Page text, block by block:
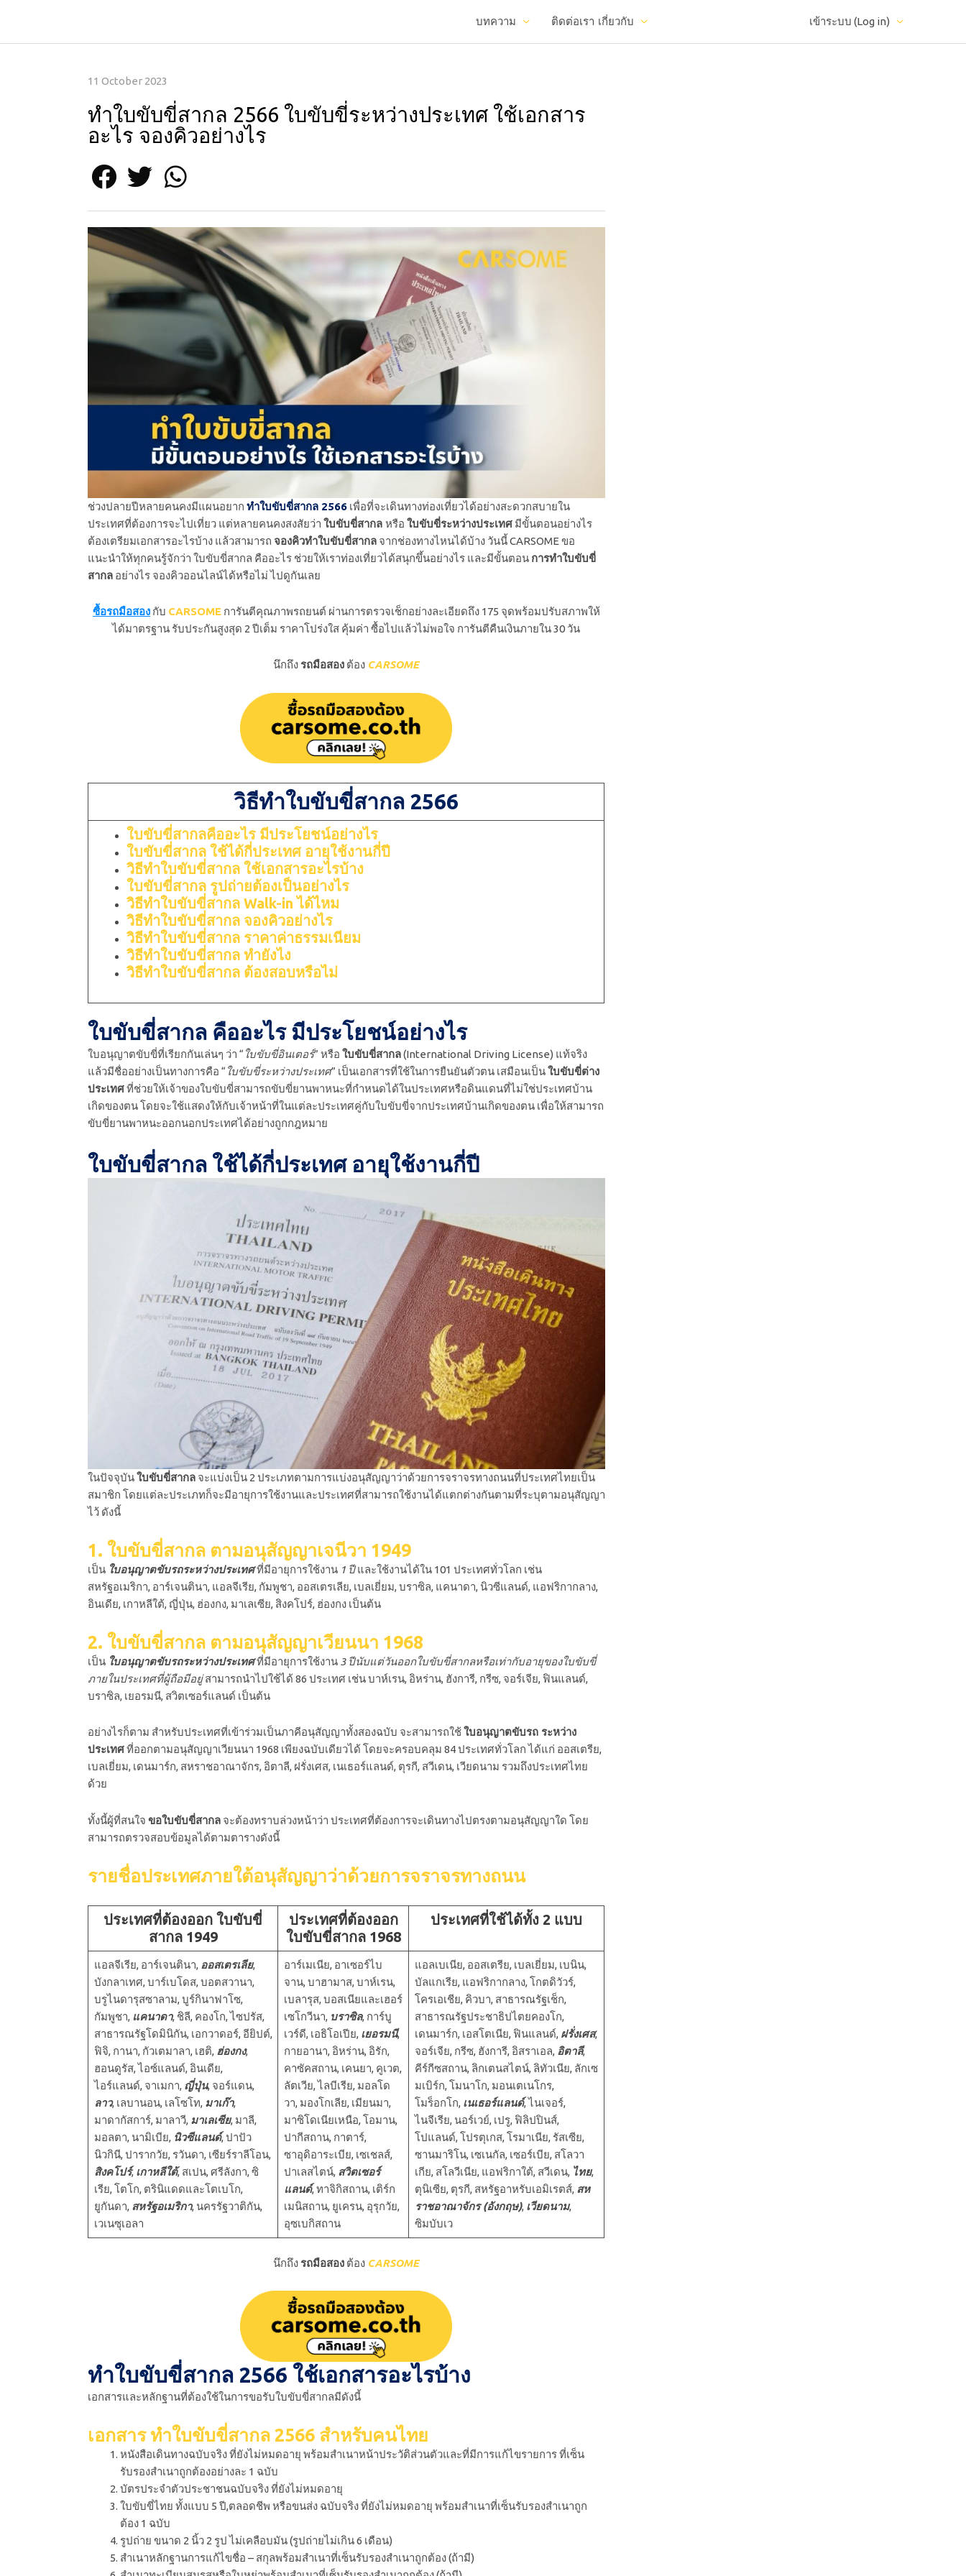
เกี่ยวกับ
บทความ ติดต่อเรา เข้าระบบ (Log in)
11 October 2023
ทําใบขับขี่สากล 2566 ใบขับขี่ระหว่างประเทศ ใช้เอกสาร
อะไร จองคิวอย่างไร
ช่วงปลายปีหลายคนคงมีแผนอยาก ทําใบขับขี่สากล 2566 เพื่อที่จะเดินทางท่องเที่ยวได้อย่างสะดวกสบายใน
ประเทศที่ต้องการจะไปเที่ยว แต่หลายคนคงสงสัยว่า ใบขับขี่สากล หรือ ใบขับขี่ระหว่างประเทศ มีขั้นตอนอย่างไร
ต้องเตรียมเอกสารอะไรบ้าง แล้วสามารถ จองคิวทำใบขับขี่สากล จากช่องทางไหนได้บ้าง วันนี้ CARSOME ขอ
แนะนำให้ทุกคนรู้จักว่า ใบขับขี่สากล คืออะไร ช่วยให้เราท่องเที่ยวได้สนุกขึ้นอย่างไร และมีขั้นตอน การทำใบขับขี่
สากล อย่างไร จองคิวออนไลน์ได้หรือไม่ ไปดูกันเลย
ซื้อรถมือสองกับ CARSOMEการันตีคุณภาพรถยนต์ ผ่านการตรวจเช็กอย่างละเอียดถึง 175 จุดพร้อมปรับสภาพให้
ได้มาตรฐาน รับประกันสูงสุด 2 ปีเต็ม ราคาโปร่งใส คุ้มค่า ซื้อไปแล้วไม่พอใจ การันตีคืนเงินภายใน 30 วัน
นึกถึงรถมือสอง ต้อง CARSOME
วิธีทำใบขับขี่สากล 2566
ใบขับขี่สากลคืออะไร มีประโยชน์อย่างไร
ใบขับขี่สากล ใช้ได้กี่ประเทศ อายุใช้งานกี่ปี
วิธีทําใบขับขี่สากล ใช้เอกสารอะไรบ้าง
ใบขับขี่สากล รูปถ่ายต้องเป็นอย่างไร
วิธีทําใบขับขี่สากล Walk-in ได้ไหม
วิธีทําใบขับขี่สากล จองคิวอย่างไร
วิธีทําใบขับขี่สากล ราคาค่าธรรมเนียม
วิธีทําใบขับขี่สากล ทำยังไง
วิธีทําใบขับขี่สากล ต้องสอบหรือไม่
ใบขับขี่สากล คืออะไร มีประโยชน์อย่างไร
ใบอนุญาตขับขี่ที่เรียกกันเล่นๆ ว่า “ ใบขับขี่อินเตอร์” หรือ ใบขับขี่สากล(International Driving License) แท้จริง
แล้วมีชื่ออย่างเป็นทางการคือ “ ใบขับขี่ระหว่างประเทศ” เป็นเอกสารที่ใช้ในการยืนยันตัวตน เสมือนเป็นใบขับขี่ต่าง
ประเทศที่ช่วยให้เจ้าของใบขับขี่สามารถขับขี่ยานพาหนะที่กำหนดได้ในประเทศหรือดินแดนที่ไม่ใช่ประเทศบ้าน
เกิดของตน โดยจะใช้แสดงให้กับเจ้าหน้าที่ในแต่ละประเทศคู่กับใบขับขี่จากประเทศบ้านเกิดของตน เพื่อให้สามารถ
ขับขี่ยานพาหนะออกนอกประเทศได้อย่างถูกกฎหมาย
ใบขับขี่สากล ใช้ได้กี่ประเทศ อายุใช้งานกี่ปี
ในปัจจุบันใบขับขี่สากล จะแบ่งเป็น 2 ประเภทตามการแบ่งอนุสัญญาว่าด้วยการจราจรทางถนนที่ประเทศไทยเป็น
สมาชิก โดยแต่ละประเภทก็จะมีอายุการใช้งานและประเทศที่สามารถใช้งานได้แตกต่างกันตามที่ระบุตามอนุสัญญา
ไว้ ดังนี้
1. ใบขับขี่สากล ตามอนุสัญญาเจนีวา 1949
เป็น ใบอนุญาตขับรถระหว่างประเทศที่มีอายุการใช้งาน 1 ปีและใช้งานได้ใน 101 ประเทศทั่วโลก เช่น
สหรัฐอเมริกา, อาร์เจนตินา, แอลจีเรีย, กัมพูชา, ออสเตรเลีย, เบลเยี่ยม, บราซิล, แคนาดา, นิวซีแลนด์, แอฟริกากลาง,
อินเดีย, เกาหลีใต้, ญี่ปุ่น, ฮ่องกง, มาเลเซีย, สิงคโปร์, ฮ่องกง เป็นต้น
2. ใบขับขี่สากล ตามอนุสัญญาเวียนนา 1968
เป็น ใบอนุญาตขับรถระหว่างประเทศที่มีอายุการใช้งาน 3 ปีนับแต่วันออกใบขับขี่สากลหรือเท่ากับอายุของใบขับขี่
ภายในประเทศที่ผู้ถือมีอยู่สามารถนำไปใช้ได้ 86 ประเทศ เช่น บาห์เรน, อิหร่าน, ฮังการี, กรีซ, จอร์เจีย, ฟินแลนด์,
บราซิล, เยอรมนี, สวิตเซอร์แลนด์ เป็นต้น
อย่างไรก็ตาม สำหรับประเทศที่เข้าร่วมเป็นภาคีอนุสัญญาทั้งสองฉบับ จะสามารถใช้ใบอนุญาตขับรถ ระหว่าง
ประเทศที่ออกตามอนุสัญญาเวียนนา 1968 เพียงฉบับเดียวได้ โดยจะครอบคลุม 84 ประเทศทั่วโลก ได้แก่ ออสเตรีย,
เบลเยี่ยม, เดนมาร์ก, สหราชอาณาจักร, อิตาลี, ฝรั่งเศส, เนเธอร์แลนด์, ตุรกี, สวีเดน, เวียดนาม รวมถึงประเทศไทย
ด้วย
ทั้งนี้ผู้ที่สนใจ ขอใบขับขี่สากล จะต้องทราบล่วงหน้าว่า ประเทศที่ต้องการจะเดินทางไปตรงตามอนุสัญญาใด โดย
สามารถตรวจสอบข้อมูลได้ตามตารางดังนี้
รายชื่อประเทศภายใต้อนุสัญญาว่าด้วยการจราจรทางถนน
ประเทศที่ต้องออก ใบขับขี่
สากล 1949
ประเทศที่ต้องออก
ใบขับขี่สากล 1968
ประเทศที่ใช้ได้ทั้ง 2 แบบ
แอลจีเรีย, อาร์เจนตินา, ออสเตรเลีย,
บังกลาเทศ, บาร์เบโดส, บอตสวานา,
บรูไนดารุสซาลาม, บูร์กินาฟาโซ,
กัมพูชา, แคนาดา, ชิลี, คองโก, ไซปรัส,
สาธารณรัฐโดมินิกัน, เอกวาดอร์, อียิปต์,
ฟิจิ, กานา, กัวเตมาลา, เฮติ, ฮ่องกง,
ฮอนดูรัส, ไอซ์แลนด์, อินเดีย,
ไอร์แลนด์, จาเมกา, ญี่ปุ่น, จอร์แดน,
ลาว, เลบานอน, เลโซโท, มาเก๊า,
มาดากัสการ์, มาลาวี, มาเลเซีย, มาลี,
มอลตา, นามิเบีย, นิวซีแลนด์, ปาปัว
นิวกินี, ปารากวัย, รวันดา, เซียร์ราลีโอน,
สิงคโปร์, เกาหลีใต้, สเปน, ศรีลังกา, ซิ
เรีย, โตโก, ตรินิแดดและโตเบโก,
ยูกันดา, สหรัฐอเมริกา, นครรัฐวาติกัน,
เวเนซุเอลา
อาร์เมเนีย, อาเซอร์ไบ
จาน, บาฮามาส, บาห์เรน,
เบลารุส, บอสเนียและเฮอร์
เซโกวีนา, บราซิล, การ์บู
เวร์ดี, เอธิโอเปีย, เยอรมนี,
กายอานา, อิหร่าน, อิรัก,
คาซัคสถาน, เคนยา, คูเวต,
ลัตเวีย, ไลบีเรีย, มอลโด
วา, มองโกเลีย, เมียนมา,
มาซิโดเนียเหนือ, โอมาน,
ปากีสถาน, กาตาร์,
ซาอุดิอาระเบีย, เซเชลส์,
ปาเลสไตน์, สวิตเซอร์
แลนด์, ทาจิกิสถาน, เติร์ก
เมนิสถาน, ยูเครน, อุรุกวัย,
อุซเบกิสถาน
แอลเบเนีย, ออสเตรีย, เบลเยี่ยม, เบนิน,
บัลแกเรีย, แอฟริกากลาง, โกตดิวัวร์,
โครเอเชีย, คิวบา, สาธารณรัฐเช็ก,
สาธารณรัฐประชาธิปไตยคองโก,
เดนมาร์ก, เอสโตเนีย, ฟินแลนด์, ฝรั่งเศส,
จอร์เจีย, กรีซ, ฮังการี, อิสราเอล, อิตาลี,
คีร์กีซสถาน, ลิกเตนสไตน์, ลิทัวเนีย, ลักเซ
มเบิร์ก, โมนาโก, มอนเตเนโกร,
โมร็อกโก, เนเธอร์แลนด์, ไนเจอร์,
ไนจีเรีย, นอร์เวย์, เปรู, ฟิลิปปินส์,
โปแลนด์, โปรตุเกส, โรมาเนีย, รัสเซีย,
ซานมาริโน, เซเนกัล, เซอร์เบีย, สโลวา
เกีย, สโลวีเนีย, แอฟริกาใต้, สวีเดน, ไทย,
ตุนิเซีย, ตุรกี, สหรัฐอาหรับเอมิเรตส์, สห
ราชอาณาจักร (อังกฤษ), เวียดนาม,
ซิมบับเว
นึกถึงรถมือสอง ต้อง CARSOME
ทำใบขับขี่สากล 2566 ใช้เอกสารอะไรบ้าง
เอกสารและหลักฐานที่ต้องใช้ในการขอรับใบขับขี่สากลมีดังนี้
เอกสาร ทําใบขับขี่สากล 2566 สำหรับคนไทย
หนังสือเดินทางฉบับจริง ที่ยังไม่หมดอายุ พร้อมสำเนาหน้าประวัติส่วนตัวและที่มีการแก้ไขรายการ ที่เซ็น
รับรองสำเนาถูกต้องอย่างละ 1 ฉบับ
บัตรประจำตัวประชาชนฉบับจริง ที่ยังไม่หมดอายุ
ใบขับขี่ไทย ทั้งแบบ 5 ปี,ตลอดชีพ หรือขนส่ง ฉบับจริง ที่ยังไม่หมดอายุ พร้อมสำเนาที่เซ็นรับรองสำเนาถูก
ต้อง 1 ฉบับ
รูปถ่าย ขนาด 2 นิ้ว 2 รูป ไม่เคลือบมัน (รูปถ่ายไม่เกิน 6 เดือน)
สำเนาหลักฐานการแก้ไขชื่อ – สกุลพร้อมสำเนาที่เซ็นรับรองสำเนาถูกต้อง (ถ้ามี)